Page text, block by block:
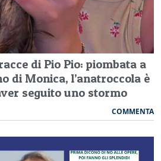
di Pio Pio: piombata a
di Monica, l’anatroccola è
seguito uno stormo
COMMENTA